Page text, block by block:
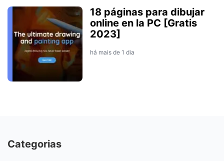
18 páginas para dibujar
online en la PC [Gratis
2023]
há mais de 1 dia
Categorias